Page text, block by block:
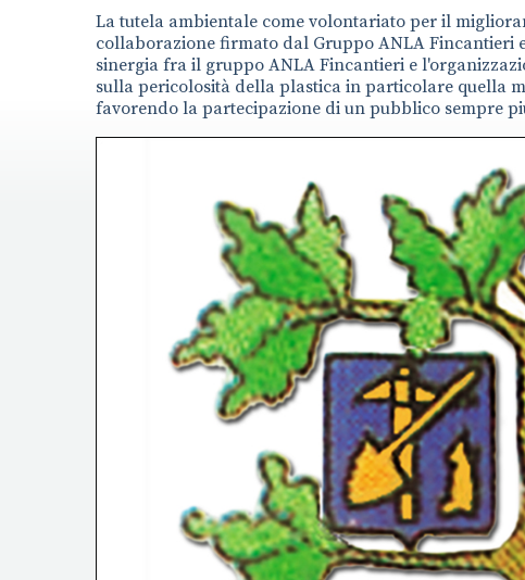
La tutela ambientale come volontariato per il
collaborazione firmato dal Gruppo ANLA Fincantieri
sinergia fra il gruppo ANLA Fincantieri e
sulla pericolosità della plastica in particolare quella
favorendo la partecipazione di un pubblico sempre